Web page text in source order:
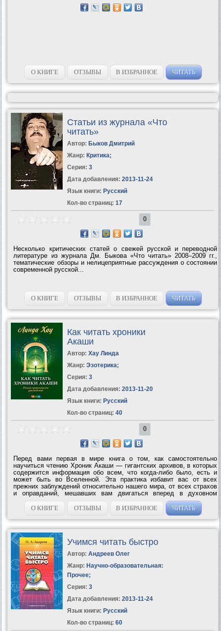
О КНИГЕ ОТЗЫВЫ В ИЗБРАННОЕ ЧИТАТЬ
Статьи из журнала «Что
читать»
Автор: Быков Дмитрий
Жанр: Критика;
Серия: 3
Дата добавления: 2013-11-24
Язык книги: Русский
Кол-во страниц: 17
0
Несколько критических статей о свежей русской и переводной
литературе из журнала Дм. Быкова «Что читать» 2008–2009 гг.,
тематические обзоры и нелицеприятные рассуждения о состоянии
современной русской...
О КНИГЕ ОТЗЫВЫ В ИЗБРАННОЕ ЧИТАТЬ
Как читать хроники
Акаши
Автор: Хау Линда
Жанр: Эзотерика;
Серия: 3
Дата добавления: 2013-11-20
Язык книги: Русский
Кол-во страниц: 40
0
Перед вами первая в мире книга о том, как самостоятельно
научиться чтению Хроник Акаши — гигантских архивов, в которых
содержится информация обо всем, что когда-либо было, есть и
может быть во Вселенной. Эта практика избавит вас от всех
прежних заблуждений относительно нашего мира, от всех страхов
и оправданий, мешавших вам двигаться вперед в духовном
развитии. Поскольку Хроники Акаши — это не физическое место,
а один из уровней...
О КНИГЕ ОТЗЫВЫ В ИЗБРАННОЕ ЧИТАТЬ
Учимся читать быстро
Автор: Андреев Олег
Жанр: Научно-образовательная:
Прочее;
Серия: 3
Дата добавления: 2013-11-24
Язык книги: Русский
Кол-во страниц: 60